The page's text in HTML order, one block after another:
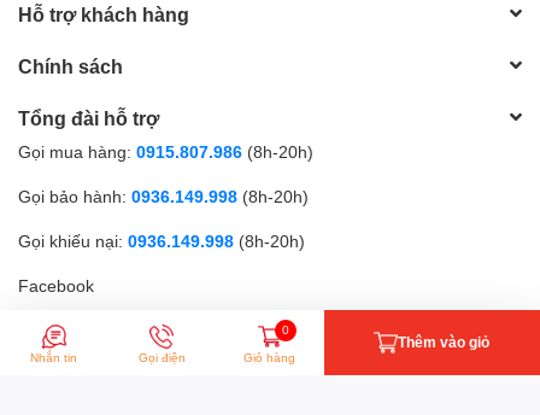
Hỗ trợ khách hàng
Chính sách
Tổng đài hỗ trợ
Gọi mua hàng: 0915.807.986 (8h-20h)
Gọi bảo hành: 0936.149.998 (8h-20h)
Gọi khiếu nại: 0936.149.998 (8h-20h)
Facebook
Phương thức thanh toán
Nhắn tin Gọi điện
0
Giỏ hàng
Thêm vào giỏ